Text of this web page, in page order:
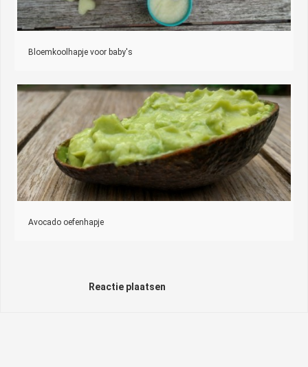
Bloemkoolhapje voor baby's
Avocado oefenhapje
Reactie plaatsen